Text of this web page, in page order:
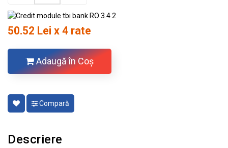
50.52 Lei x 4 rate
Adaugă în Coş
Compară
Descriere